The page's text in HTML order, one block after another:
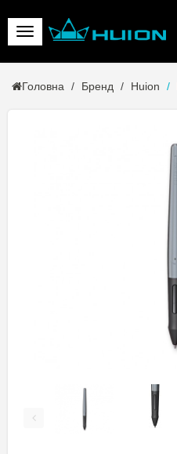
Головна Бренд Huion